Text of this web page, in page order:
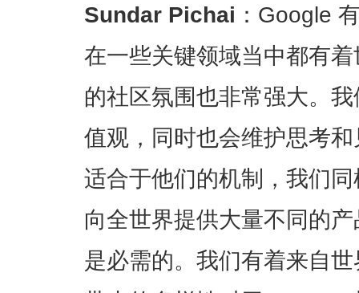
Sundar Pichai ：Google
在一些关键领域当中都有
的社区氛围也非常强大。
值观，同时也会维护思考
适合于他们的机制，我们
向全世界提供大量不同的
是必需的。我们有着来自